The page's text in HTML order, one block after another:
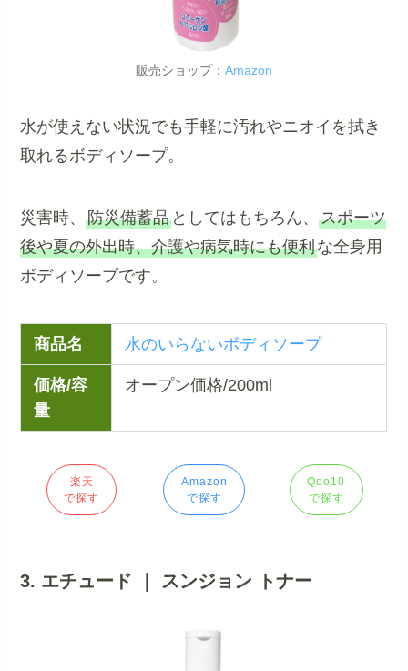
販売ショップ： Amazon
水が使えない状況でも手軽に汚れやニオイを拭き
取れるボディソープ。
災害時、防災備蓄品 としてはもちろん、スポーツ
後や夏の外出時、介護や病気時にも便利な全身用
ボディソープです。
商品名 水のいらないボディソープ
価格/容
量
オープン価格/200ml
楽天
で探す
Amazon
で探す
Qoo10
で探す
3. エチュード ｜ スンジョン トナー